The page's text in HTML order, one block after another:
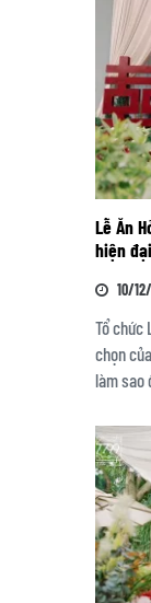
Lễ Ăn
hiện đại
10/
Tổ chức
chọn
làm sao